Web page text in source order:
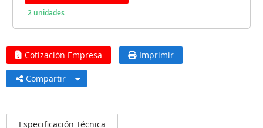
2 unidades
Cotización Empresa Imprimir
Compartir
Especificación Técnica